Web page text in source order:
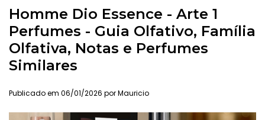
Homme Dio Essence - Arte 1
Perfumes - Guia Olfativo, Família
Olfativa, Notas e Perfumes
Similares
Publicado em 06/01/2026 por Mauricio